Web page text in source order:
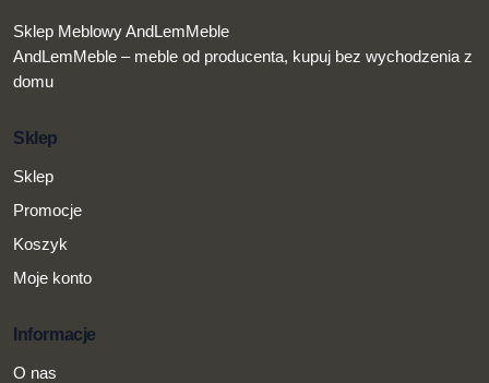
Sklep Meblowy AndLemMeble
AndLemMeble – meble od producenta, kupuj bez wychodzenia z
domu
Sklep
Sklep
Promocje
Koszyk
Moje konto
Informacje
O nas